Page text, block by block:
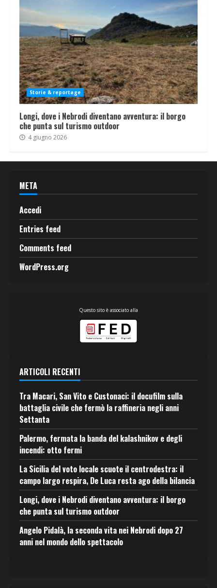
Storie & reportage
Longi, dove i Nebrodi diventano avventura: il borgo
che punta sul turismo outdoor
4 giugno 2026
META
Accedi
Entries feed
Comments feed
WordPress.org
Questo sito è associato alla
ARTICOLI RECENTI
Tra Macari, San Vito e Custonaci: il docufilm sulla
battaglia civile che fermò la raffineria negli anni
Settanta
Palermo, fermata la banda del kalashnikov e degli
incendi: otto fermi
La Sicilia del voto locale scuote il centrodestra: il
campo largo respira, De Luca resta ago della bilancia
Longi, dove i Nebrodi diventano avventura: il borgo
che punta sul turismo outdoor
Angelo Pidalà, la seconda vita nei Nebrodi dopo 27
anni nel mondo dello spettacolo